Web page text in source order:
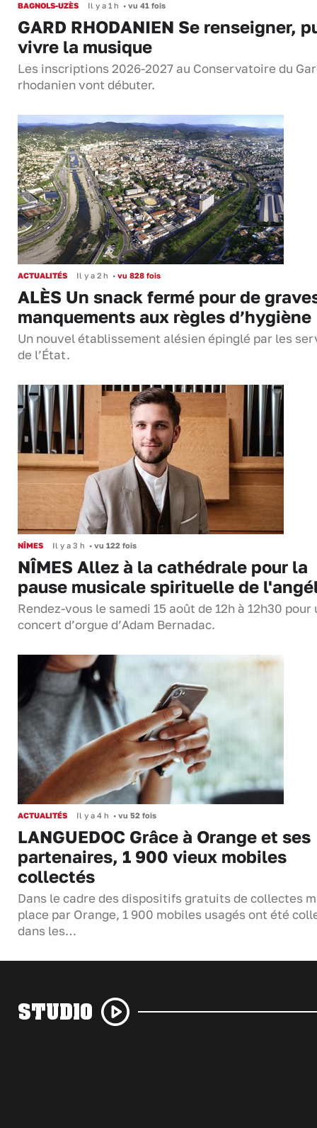
BAGNOLS-UZÈS Il y a 1 h • vu 41 fois
GARD RHODANIEN Se renseigner,
vivre la musique
Les inscriptions 2026-2027 au Conservatoire du
rhodanien vont débuter.
ACTUALITÉS Il y a 2 h • vu 828 fois
ALÈS Un snack fermé pour de
manquements aux règles d’hygiène
Un nouvel établissement alésien épinglé par les
de l’État.
NÎMES Il y a 3 h • vu 122 fois
NÎMES Allez à la cathédrale pour la
pause musicale spirituelle de
Rendez-vous le samedi 15 août de 12h à 12h30 pour
concert d’orgue d’Adam Bernadac.
ACTUALITÉS Il y a 4 h • vu 52 fois
LANGUEDOC Grâce à Orange et ses
partenaires, 1 900 vieux mobiles
collectés
Dans le cadre des dispositifs gratuits de collectes
place par Orange, 1 900 mobiles usagés ont été
dans les…
STUDIO